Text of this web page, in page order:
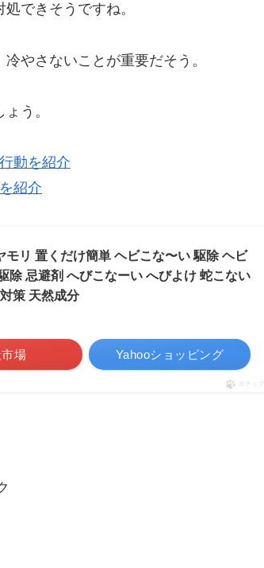
できそうですね。
やさないことが重要だそう。
う。
動を紹介
紹介
リ 置くだけ簡単 ヘビこな〜い 駆除 ヘビ
除 忌避剤 へびこなーい へびよけ 蛇こない
策 天然成分
場 Yahooショッピング
ポチップ